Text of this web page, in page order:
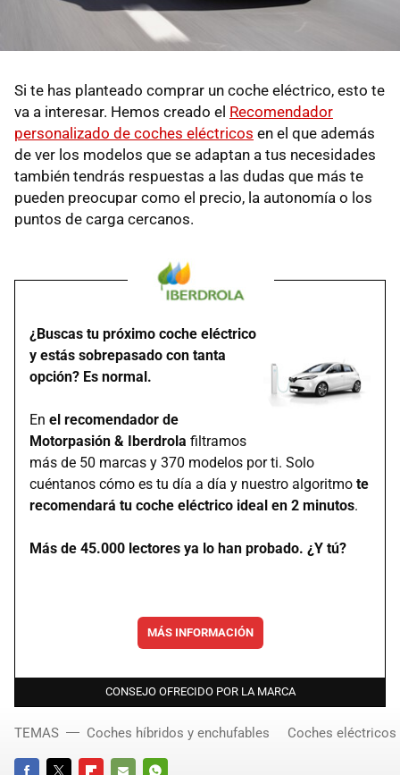
Si te has planteado comprar un coche eléctrico, esto te
va a interesar. Hemos creado el Recomendador
personalizado de coches eléctricos en el que además
de ver los modelos que se adaptan a tus necesidades
también tendrás respuestas a las dudas que más te
pueden preocupar como el precio, la autonomía o los
puntos de carga cercanos.
¿Buscas tu próximo coche eléctrico
y estás sobrepasado con tanta
opción? Es normal.
En el recomendador de
Motorpasión & Iberdrola filtramos
más de 50 marcas y 370 modelos por ti. Solo
cuéntanos cómo es tu día a día y nuestro algoritmo te
recomendará tu coche eléctrico ideal en 2 minutos.
Más de 45.000 lectores ya lo han probado. ¿Y tú?
MÁS INFORMACIÓN
CONSEJO OFRECIDO POR LA MARCA
TEMAS Coches híbridos y enchufables Coches eléctricos